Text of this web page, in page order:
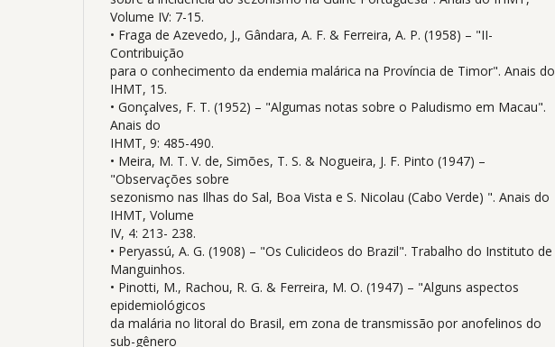
Volume IV: 7-15.
• Fraga de Azevedo, J., Gândara, A. F. & Ferreira, A. P. (1958) – "II-
Contribuição
para o conhecimento da endemia malárica na Província de Timor". Anais do
IHMT, 15.
• Gonçalves, F. T. (1952) – "Algumas notas sobre o Paludismo em Macau".
Anais do
IHMT, 9: 485-490.
• Meira, M. T. V. de, Simões, T. S. & Nogueira, J. F. Pinto (1947) –
"Observações sobre
sezonismo nas Ilhas do Sal, Boa Vista e S. Nicolau (Cabo Verde) ". Anais do
IHMT, Volume
IV, 4: 213- 238.
• Peryassú, A. G. (1908) – "Os Culicideos do Brazil". Trabalho do Instituto de
Manguinhos.
• Pinotti, M., Rachou, R. G. & Ferreira, M. O. (1947) – "Alguns aspectos
epidemiológicos
da malária no litoral do Brasil, em zona de transmissão por anofelinos do
sub-gênero